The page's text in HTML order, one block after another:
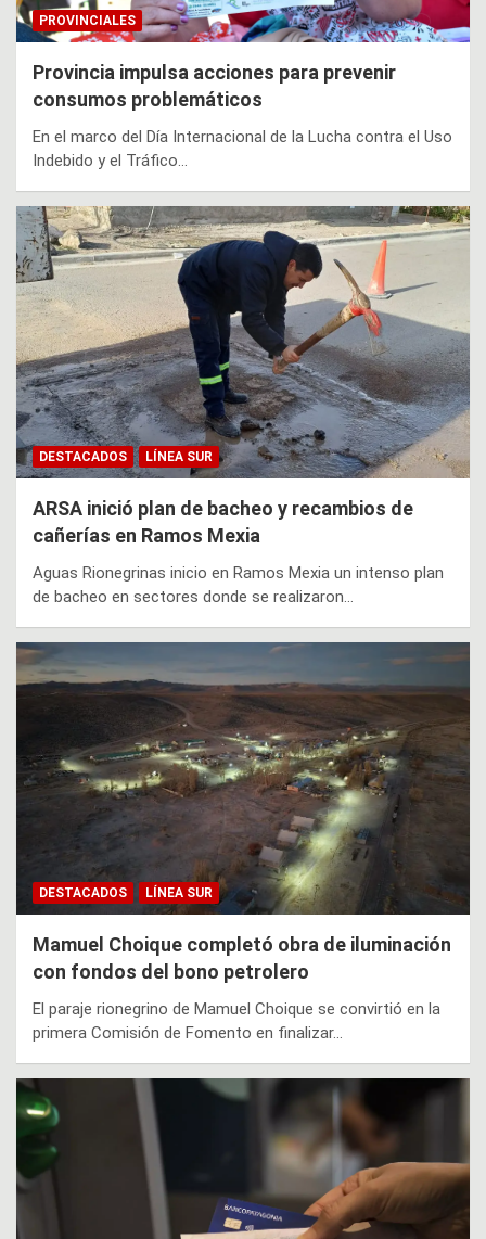
PROVINCIALES
Provincia impulsa acciones para prevenir
consumos problemáticos
En el marco del Día Internacional de la Lucha contra el Uso
Indebido y el Tráfico…
DESTACADOS LÍNEA SUR
ARSA inició plan de bacheo y recambios de
cañerías en Ramos Mexia
Aguas Rionegrinas inicio en Ramos Mexia un intenso plan
de bacheo en sectores donde se realizaron…
DESTACADOS LÍNEA SUR
Mamuel Choique completó obra de iluminación
con fondos del bono petrolero
El paraje rionegrino de Mamuel Choique se convirtió en la
primera Comisión de Fomento en finalizar…